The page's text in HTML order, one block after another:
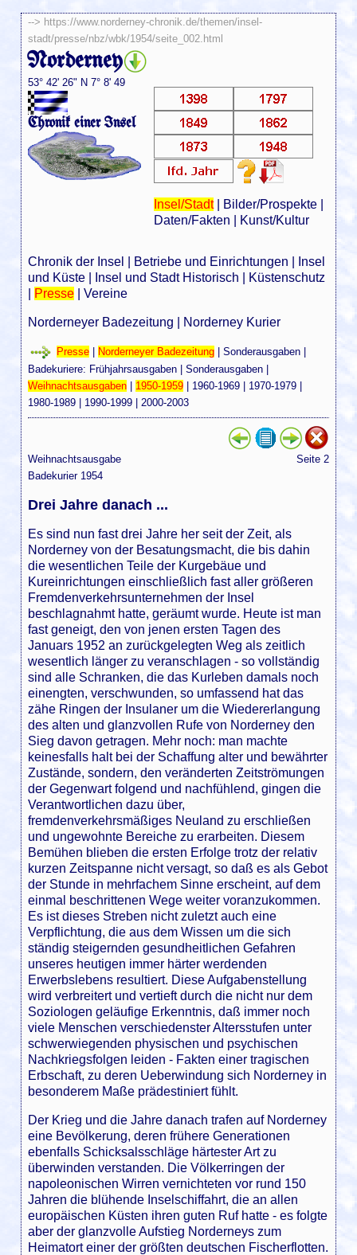
--> https://www.norderney-chronik.de/themen/insel-
stadt/presse/nbz/wbk/1954/seite_002.html
Norderney
53° 42' 26" N 7° 8' 49
Chronik einer Insel
Insel/Stadt| Bilder/Prospekte|
Daten/Fakten
Kunst/Kultur
Chronik der Insel Betriebe und Einrichtungen
Insel
und Küste
Insel und Stadt Historisch
Küstenschutz
Presse |Vereine
Norderneyer Badezeitung Norderney Kurier
Presse Norderneyer Badezeitung |Sonderausgaben
Badekuriere: Frühjahrsausgaben |Sonderausgaben |
Weihnachtsausgaben | 1950-1959 | 1960-1969 | 1970-1979 |
1980-1989 | 1990-1999 | 2000-2003
Weihnachtsausgabe
Badekurier 1954
Seite 2
Drei Jahre danach ...
Es sind nun fast drei Jahre her seit der Zeit, als
Norderney von der Besatungsmacht, die bis dahin
die wesentlichen Teile der Kurgebäue und
Kureinrichtungen einschließlich fast aller größeren
Fremdenverkehrsunternehmen der Insel
beschlagnahmt hatte, geräumt wurde. Heute ist man
fast geneigt, den von jenen ersten Tagen des
Januars 1952 an zurückgelegten Weg als zeitlich
wesentlich länger zu veranschlagen - so vollständig
sind alle Schranken, die das Kurleben damals noch
einengten, verschwunden, so umfassend hat das
zähe Ringen der Insulaner um die Wiedererlangung
des alten und glanzvollen Rufe von Norderney den
Sieg davon getragen. Mehr noch: man machte
keinesfalls halt bei der Schaffung alter und bewährter
Zustände, sondern, den veränderten Zeitströmungen
der Gegenwart folgend und nachfühlend, gingen die
Verantwortlichen dazu über,
fremdenverkehrsmäßiges Neuland zu erschließen
und ungewohnte Bereiche zu erarbeiten. Diesem
Bemühen blieben die ersten Erfolge trotz der relativ
kurzen Zeitspanne nicht versagt, so daß es als Gebot
der Stunde in mehrfachem Sinne erscheint, auf dem
einmal beschrittenen Wege weiter voranzukommen.
Es ist dieses Streben nicht zuletzt auch eine
Verpflichtung, die aus dem Wissen um die sich
ständig steigernden gesundheitlichen Gefahren
unseres heutigen immer härter werdenden
Erwerbslebens resultiert. Diese Aufgabenstellung
wird verbreitert und vertieft durch die nicht nur dem
Soziologen geläufige Erkenntnis, daß immer noch
viele Menschen verschiedenster Altersstufen unter
schwerwiegenden physischen und psychischen
Nachkriegsfolgen leiden - Fakten einer tragischen
Erbschaft, zu deren Ueberwindung sich Norderney in
besonderem Maße prädestiniert fühlt.
Der Krieg und die Jahre danach trafen auf Norderney
eine Bevölkerung, deren frühere Generationen
ebenfalls Schicksalsschläge härtester Art zu
überwinden verstanden. Die Völkerringen der
napoleonischen Wirren vernichteten vor rund 150
Jahren die blühende Inselschiffahrt, die an allen
europäischen Küsten ihren guten Ruf hatte - es folgte
aber der glanzvolle Aufstieg Norderneys zum
Heimatort einer der größten deutschen Fischerflotten.